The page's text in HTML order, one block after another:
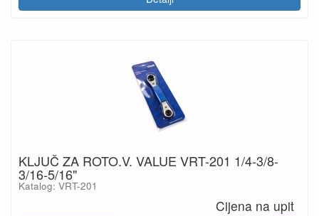
KLJUČ ZA ROTO.V. VALUE VRT-201 1/4-3/8-
3/16-5/16"
Katalog: VRT-201
Cijena na upit